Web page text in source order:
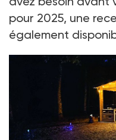
pour 2025, une
également